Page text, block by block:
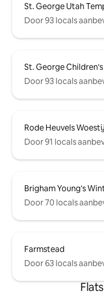
St. George Utah
Door 93 locals
St. George
Door 93 locals
Rode Heuvels
Door 91 locals
Brigham Young's
Door 70 locals
Farmstead
Door 63 locals